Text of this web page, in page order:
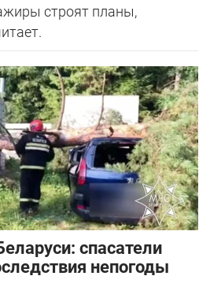
строят планы,
спасатели
непогоды